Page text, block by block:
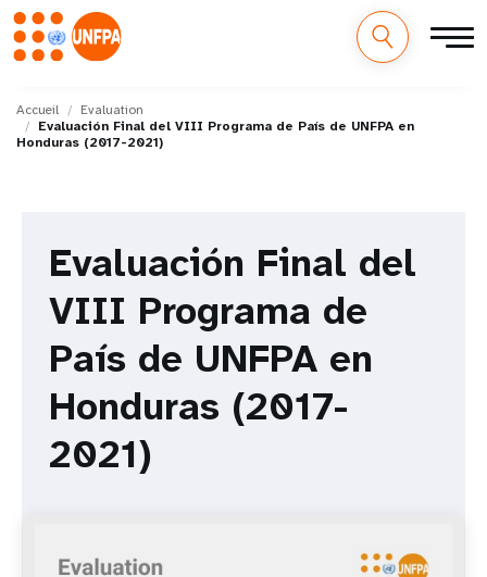
au
contenu
principal
M
a
Accueil
Evaluation
Evaluación Final del VIII Programa de País de UNFPA en
Honduras (2017-2021)
Evaluación Final del
VIII Programa de
País de UNFPA en
Honduras (2017-
2021)